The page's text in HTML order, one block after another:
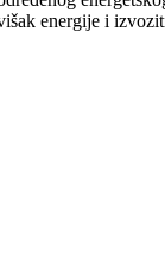
energije i